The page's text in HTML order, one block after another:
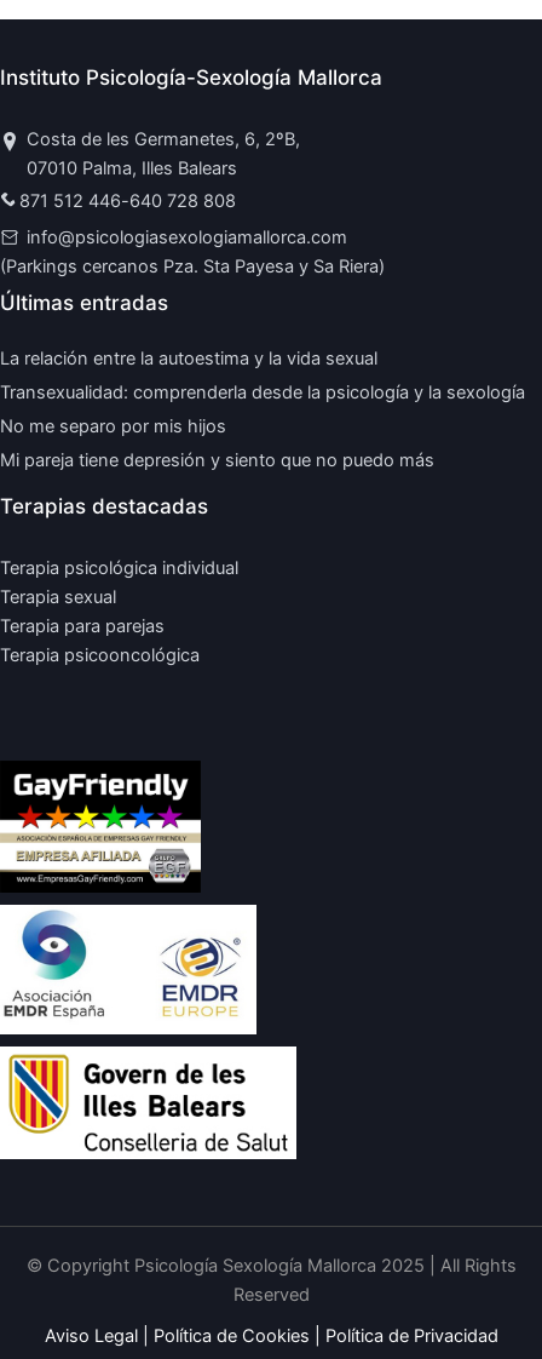
Instituto Psicología-Sexología Mallorca
Costa de les Germanetes, 6, 2ºB,
07010 Palma, Illes Balears
871 512 446-640 728 808
info@psicologiasexologiamallorca.com
(Parkings cercanos Pza. Sta Payesa y Sa Riera)
Últimas entradas
La relación entre la autoestima y la vida sexual
Transexualidad: comprenderla desde la psicología y la sexología
No me separo por mis hijos
Mi pareja tiene depresión y siento que no puedo más
Terapias destacadas
Terapia psicológica individual
Terapia sexual
Terapia para parejas
Terapia psicooncológica
© Copyright Psicología Sexología Mallorca 2025 | All Rights
Reserved
Aviso Legal| Política de Cookies Política de Privacidad